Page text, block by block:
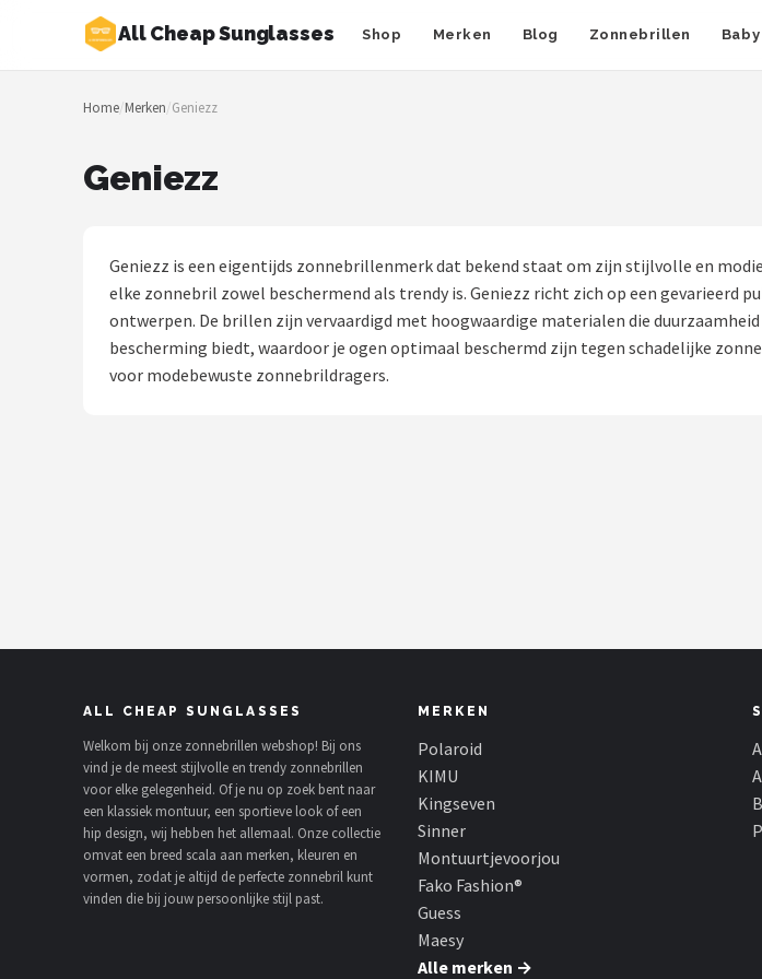
All Cheap Sunglasses Shop Merken Blog Zonnebrillen
Zoeken
NAVIGATIE
Zonnebrillen
Baby zonnebrillen
Montuurtjevoorjou
Fako Fashion®
Guess
Maesy
Home/Merken/Geniezz
Geniezz
Geniezz is een eigentijds zonnebrillenmerk dat bekend staat om zijn stijlvolle en
elke zonnebril zowel beschermend als trendy is. Geniezz richt zich op een
ontwerpen. De brillen zijn vervaardigd met hoogwaardige materialen die
bescherming biedt, waardoor je ogen optimaal beschermd zijn tegen schadelijke
voor modebewuste zonnebrildragers.
ALL CHEAP SUNGLASSES
Welkom bij onze zonnebrillen webshop! Bij ons
vind je de meest stijlvolle en trendy zonnebrillen
voor elke gelegenheid. Of je nu op zoek bent naar
een klassiek montuur, een sportieve look of een
hip design, wij hebben het allemaal. Onze collectie
omvat een breed scala aan merken, kleuren en
vormen, zodat je altijd de perfecte zonnebril kunt
vinden die bij jouw persoonlijke stijl past.
MERKEN
Polaroid
KIMU
Kingseven
Sinner
Montuurtjevoorjou
Fako Fashion®
Guess
Maesy
Alle merken →